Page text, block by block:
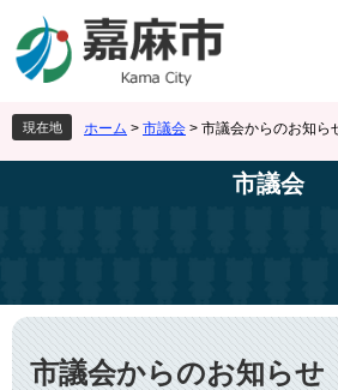
ジ
先
頭
で
ュ
を
飛
ば
現在地 ホーム > 市議会 > 市議会からのお知ら
市議会
本
文
市議会からのお知らせ